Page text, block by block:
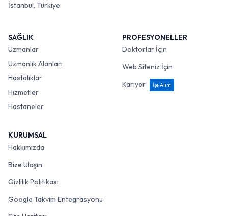
İstanbul, Türkiye
SAĞLIK
Uzmanlar
Uzmanlık Alanları
Hastalıklar
Hizmetler
Hastaneler
PROFESYONELLER
Doktorlar İçin
Web Siteniz İçin
Kariyer
İşe Alım
KURUMSAL
Hakkımızda
Bize Ulaşın
Gizlilik Politikası
Google Takvim Entegrasyonu